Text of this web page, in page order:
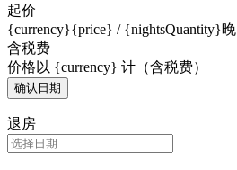
起价
{currency}{price} / {nightsQuantity}晚
含税费
价格以 {currency} 计（含税费）
确认日期
退房